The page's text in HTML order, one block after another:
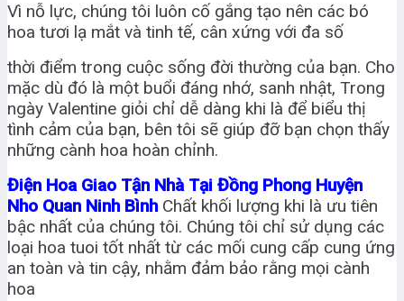
Vì nỗ lực, chúng tôi luôn cố gắng tạo nên các bó
hoa tươi lạ mắt và tinh tế, cân xứng với đa số
thời điểm trong cuộc sống đời thường của bạn. Cho
mặc dù đó là một buổi đáng nhớ, sanh nhật, Trong
ngày Valentine giỏi chỉ dễ dàng khi là để biểu thị
tình cảm của bạn, bên tôi sẽ giúp đỡ bạn chọn thấy
những cành hoa hoàn chỉnh.
Điện Hoa Giao Tận Nhà Tại Đồng Phong Huyện
Nho Quan Ninh Bình Chất khối lượng khi là ưu tiên
bậc nhất của chúng tôi. Chúng tôi chỉ sử dụng các
loại hoa tuoi tốt nhất từ các mối cung cấp cung ứng
an toàn và tin cậy, nhằm đảm bảo rằng mọi cành
hoa